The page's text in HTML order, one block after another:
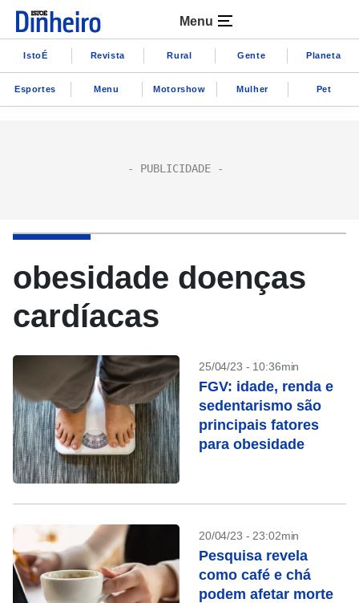
Menu
IstoÉ Revista Rural Gente Planeta
Esportes Menu Motorshow Mulher Pet
obesidade doenças
cardíacas
25/04/23 - 10:36min
FGV: idade, renda e
sedentarismo são
principais fatores
para obesidade
20/04/23 - 23:02min
Pesquisa revela
como café e chá
podem afetar morte